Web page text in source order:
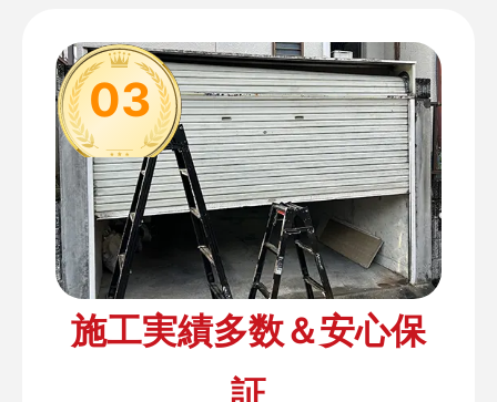
03
施工実績多数＆安心保